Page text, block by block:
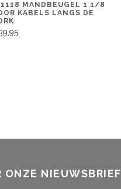
MANDBEUGEL 1 1/8
KABELS LANGS DE
ONZE NIEUWSBRIEF